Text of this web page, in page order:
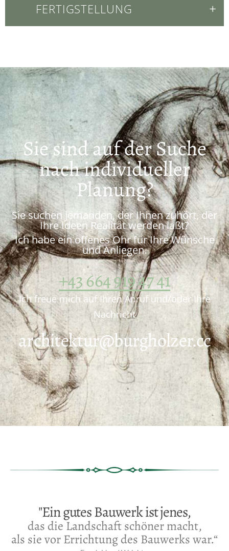
FERTIGSTELLUNG
Sie sind auf der Suche
nach individueller
Planung?
Sie suchen jemanden, der Ihnen zuhört, der
Ihre Ideen Realität werden läßt?
Ich habe ein offenes Ohr für Ihre Wünsche
und Anliegen.
+43 664 919 47 41
Ich freue mich auf Ihren Anruf und/oder Ihre
Nachricht
architektur@burgholzer.cc
"Ein gutes Bauwerk ist jenes,
das die Landschaft schöner macht,
als sie vor Errichtung des Bauwerks war.“